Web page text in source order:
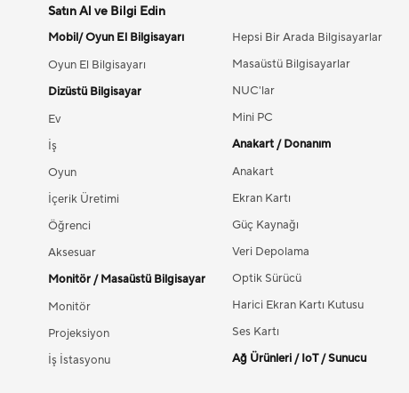
Satın Al ve Bilgi Edin
Mobil/ Oyun El Bilgisayarı
Oyun El Bilgisayarı
Dizüstü Bilgisayar
Ev
İş
Oyun
İçerik Üretimi
Öğrenci
Aksesuar
Monitör / Masaüstü Bilgisayar
Monitör
Projeksiyon
İş İstasyonu
Hepsi Bir Arada Bilgisayarlar
Masaüstü Bilgisayarlar
NUC'lar
Mini PC
Anakart / Donanım
Anakart
Ekran Kartı
Güç Kaynağı
Veri Depolama
Optik Sürücü
Harici Ekran Kartı Kutusu
Ses Kartı
Ağ Ürünleri / IoT / Sunucu